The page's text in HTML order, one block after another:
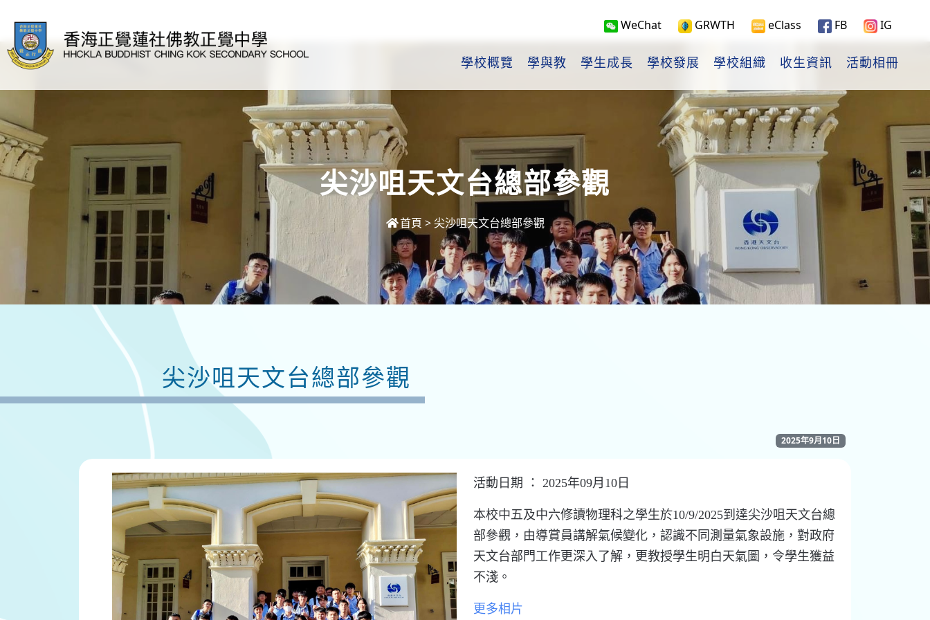
WeChat GRWTH eClass FB IG
學校概覽 學與教 學生成長 學校發展 學校組織 收生資訊 活動相冊
尖沙咀天文台總部參觀
首頁 > 尖沙咀天文台總部參觀
尖沙咀天文台總部參觀
2025年9月10日
活動日期 ： 2025年09月10日
本校中五及中六修讀物理科之學生於10/9/2025到達尖沙咀天文台總
部參觀，由導賞員講解氣候變化，認識不同測量氣象設施，對政府
天文台部門工作更深入了解，更教授學生明白天氣圖，令學生獲益
不淺。
更多相片